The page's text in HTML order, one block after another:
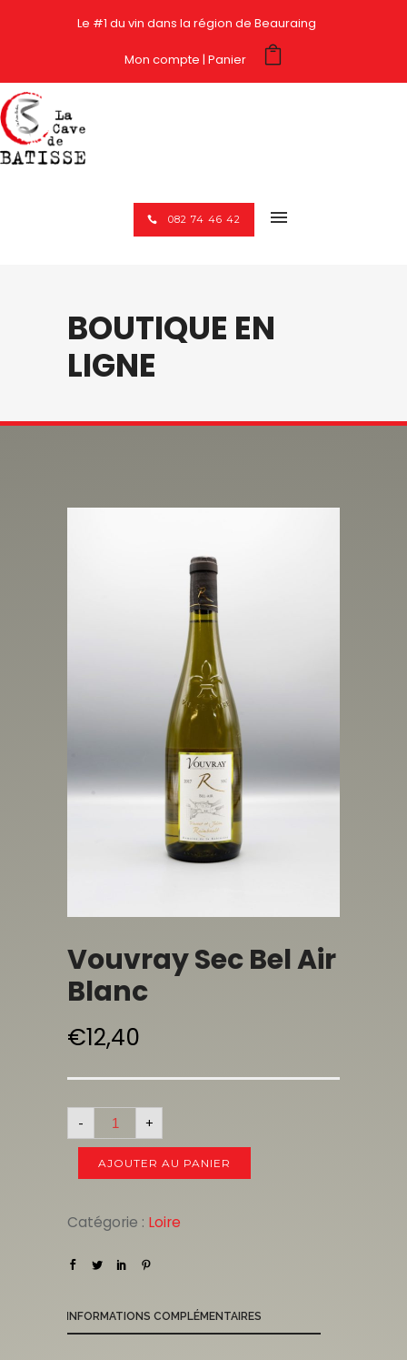
Le #1 du vin dans la région de Beauraing
Mon compte Panier
082 74 46 42
BOUTIQUE EN
LIGNE
Vouvray Sec Bel Air
Blanc
€12,40
- +
AJOUTER AU PANIER
Catégorie : Loire
INFORMATIONS COMPLÉMENTAIRES